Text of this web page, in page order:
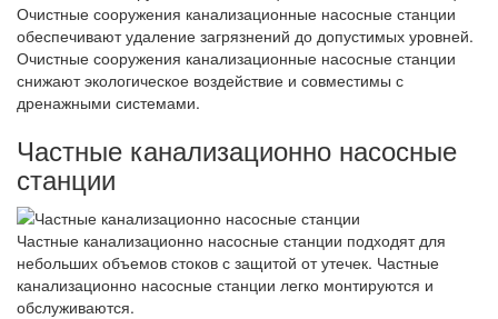
Очистные сооружения канализационные насосные станции
обеспечивают удаление загрязнений до допустимых уровней.
Очистные сооружения канализационные насосные станции
снижают экологическое воздействие и совместимы с
дренажными системами.
Частные канализационно насосные
станции
Частные канализационно насосные станции подходят для
небольших объемов стоков с защитой от утечек. Частные
канализационно насосные станции легко монтируются и
обслуживаются.